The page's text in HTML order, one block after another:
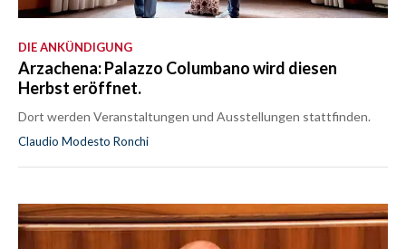
DIE ANKÜNDIGUNG
Arzachena: Palazzo Columbano wird diesen
Herbst eröffnet.
Dort werden Veranstaltungen und Ausstellungen stattfinden.
Claudio Modesto Ronchi